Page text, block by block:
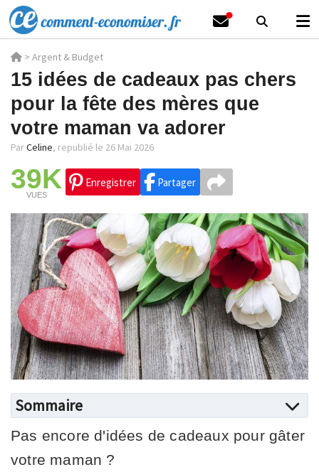
> Argent & Budget
15 idées de cadeaux pas chers
pour la fête des mères que
votre maman va adorer
ParCeline, republié le 26 Mai 2026
39K
VUES
Enregistrer Partager
Sommaire
Pas encore d'idées de cadeaux pour gâter
votre maman ?